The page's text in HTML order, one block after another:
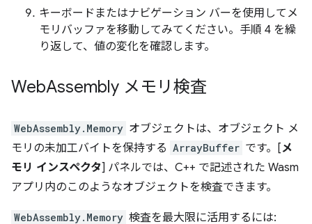
キーボードまたはナビゲーション バーを使用してメ
モリバッファを移動してみてください。手順 4 を繰
り返して、値の変化を確認します。
WebAssembly メモリ検査
WebAssembly.Memory オブジェクトは、オブジェクト メ
モリの未加工バイトを保持する ArrayBuffer です。[メ
モリ インスペクタ] パネルでは、C++ で記述された Wasm
アプリ内のこのようなオブジェクトを検査できます。
WebAssembly.Memory 検査を最大限に活用するには: